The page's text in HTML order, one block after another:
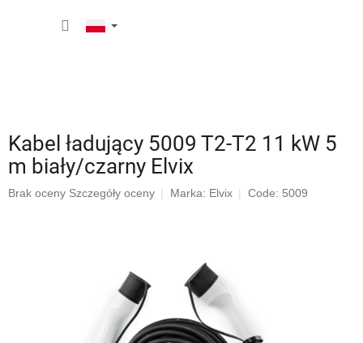
Kabel ładujący 5009 T2-T2 11 kW 5
m biały/czarny Elvix
Średnia
Brak oceny Szczegóły oceny Marka: Elvix Code: 5009